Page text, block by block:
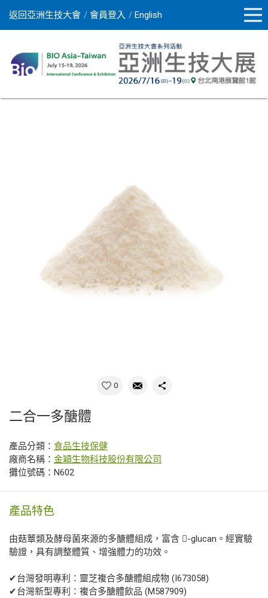
返回亞洲生技大會 會員登入 English
0
二合一多醣體
產品分類： 食品生技保健
廠商名稱： 金穎生物科技股份有限公司
攤位號碼：N602
產品特色
由菇蕈類及酵母菌來源的多醣體組成，富含 -glucan。經實驗
驗證，具有調整體質、增強體力的功效。
✔台灣發明專利：靈芝複合多醣體組成物 (I673058)
✔台灣新型專利：複合多醣體飲品 (M587909)